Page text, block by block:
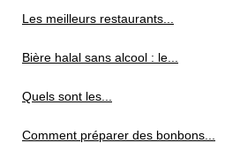
Les meilleurs restaurants...
Bière halal sans alcool : le...
Quels sont les...
Comment préparer des bonbons...